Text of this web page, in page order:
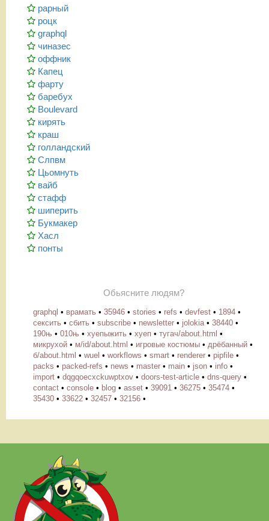
рарный
роцк
graphql
чиназес
оффник
Капец
фарту
баребух
Boulevard
кирять
краш
голландский
Слпвм
Цьомнуть
вайб
стафф
шиперить
Букмакер
Хасл
понты
Обьясните людям?
graphql • врамать • 35946 • stories • refs • devfest • 1894 •
сексить • сбить • subscribe • newsletter • jolokia• 38440 •
190њ • 010њ • хуепыжить • хуеп • тугач/about.html •
микрухой • м/id/about.html • игровые костюмы • дрёбанный •
б/about.html • wuel • workflows • smart • renderer • pipfile •
packs • packed-refs • news • master • main • json • info •
import • dqgqoecxckuwptxov • doors-test-article • dns-query •
contact • console • blog • asset • 39091 • 36275 • 35474 •
35430 • 33622 • 32457 • 32156 •